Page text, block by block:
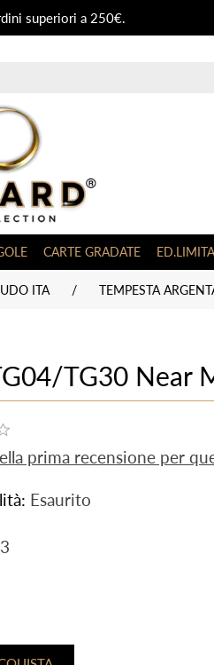
superiori a 250€.
CARTE GRADATE
ITA / TEMPESTA
TG30 Near
prima recensione per
Esaurito